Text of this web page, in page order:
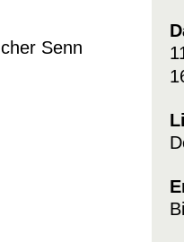
Senn